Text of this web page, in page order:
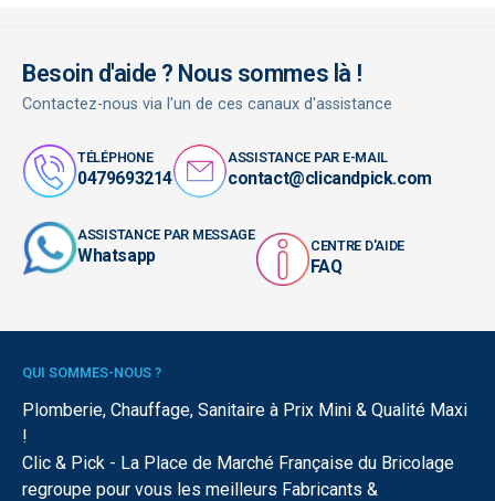
Besoin d'aide ? Nous sommes là !
Contactez-nous via l'un de ces canaux d'assistance
TÉLÉPHONE
0479693214
ASSISTANCE PAR E-MAIL
contact@clicandpick.com
ASSISTANCE PAR MESSAGE
Whatsapp CENTRE D'AIDE
FAQ
QUI SOMMES-NOUS ?
Plomberie, Chauffage, Sanitaire à Prix Mini & Qualité Maxi
!
Clic & Pick - La Place de Marché Française du Bricolage
regroupe pour vous les meilleurs Fabricants &